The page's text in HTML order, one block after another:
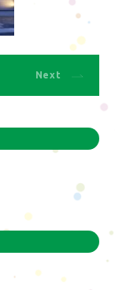
Next